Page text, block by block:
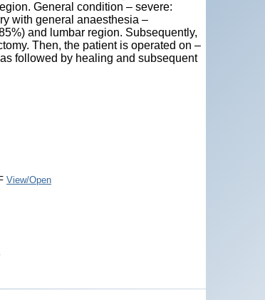
General condition – severe:
with general anaesthesia –
and lumbar region. Subsequently,
Then, the patient is operated on –
followed by healing and subsequent
View/Open